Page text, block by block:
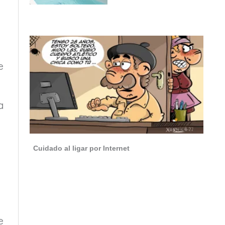
Cuidado al ligar por Internet